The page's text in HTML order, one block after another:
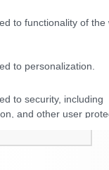
to functionality of the
to personalization.
to security, including
and other user